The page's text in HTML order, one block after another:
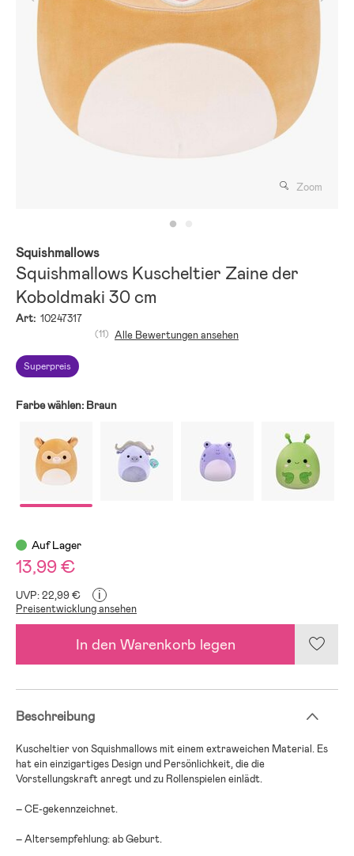
Zoom
Squishmallows
Squishmallows Kuscheltier Zaine der
Koboldmaki 30 cm
Art: 10247317
Superpreis
(11) Alle Bewertungen ansehen
Farbe wählen: Braun
Auf Lager
13,99 €
UVP: 22,99 € i
Preisentwicklung ansehen
In den Warenkorb legen
Beschreibung
Kuscheltier von Squishmallows mit einem extraweichen Material. Es
hat ein einzigartiges Design und Persönlichkeit, die die
Vorstellungskraft anregt und zu Rollenspielen einlädt.
– CE-gekennzeichnet.
– Altersempfehlung: ab Geburt.